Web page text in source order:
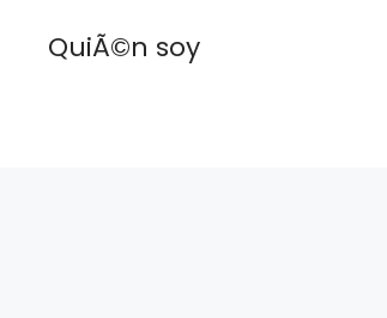
QuiÃ©n soy